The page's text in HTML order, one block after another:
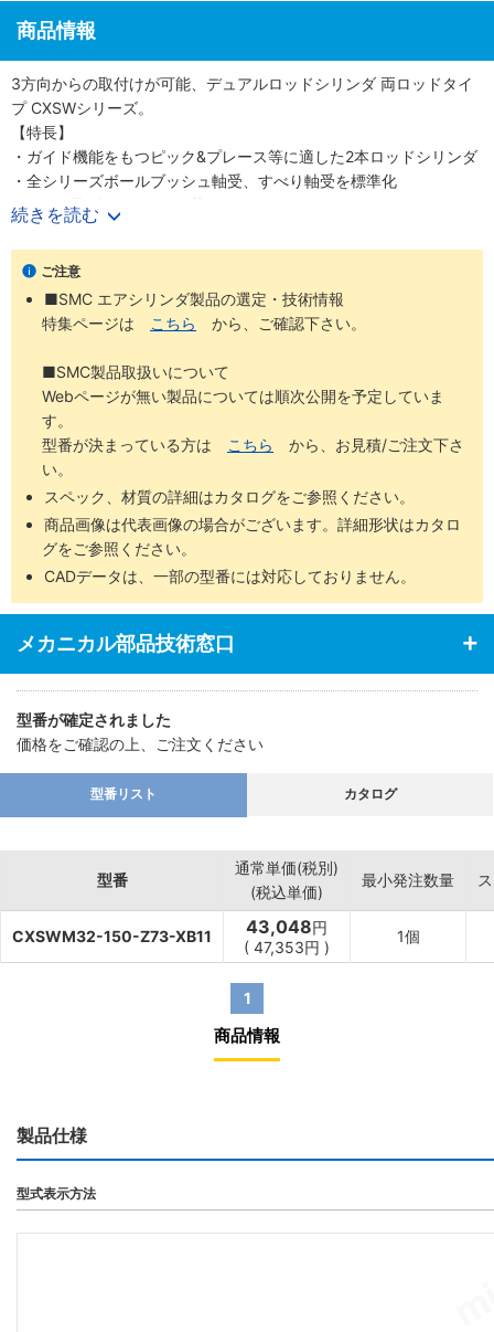
商品情報
3方向からの取付けが可能、デュアルロッドシリンダ 両ロッドタイ
プ CXSWシリーズ。
【特長】
・ガイド機能をもつピック&プレース等に適した2本ロッドシリンダ
・全シリーズボールブッシュ軸受、すべり軸受を標準化
・ワーク取付は3面から可能
・推力2倍、不回転精度±0.1°
・ストロークアジャスト0～-5mm
・クッションリングのない独自のエアクッション構造
続きを読む
ご注意
■SMC エアシリンダ製品の選定・技術情報
特集ページは
こちら から、ご確認下さい。
■SMC製品取扱いについて
Webページが無い製品については順次公開を予定していま
す。
型番が決まっている方は
こちら
から、お見積/ご注文下さ
い。
スペック、材質の詳細はカタログをご参照ください。
商品画像は代表画像の場合がございます。詳細形状はカタロ
グをご参照ください。
CADデータは、一部の型番には対応しておりません。
メカニカル部品技術窓口
型番が確定されました
価格をご確認の上、ご注文ください
型番リスト カタログ
型番
通常単価(税別)
(税込単価)
最小発注数量
CXSWM32-150-Z73-XB11 43,048円
( 47,353円 )
1個
1
商品情報
製品仕様
型式表示方法